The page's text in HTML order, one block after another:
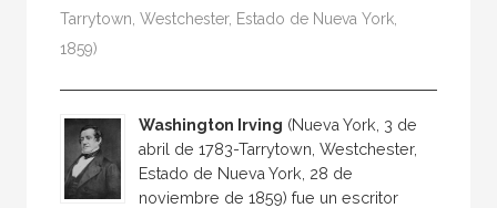
Compiladora
Editor
Editora
Escritor
Tarrytown, Westchester, Estado de Nueva York,
1859)
Washington Irving (Nueva York, 3 de
abril de 1783-Tarrytown, Westchester,
Estado de Nueva York, 28 de
noviembre de 1859) fue un escritor